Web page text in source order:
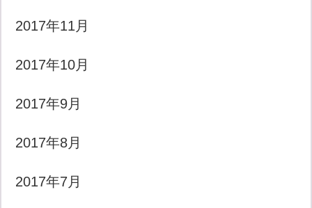
2017年11月
2017年10月
2017年9月
2017年8月
2017年7月